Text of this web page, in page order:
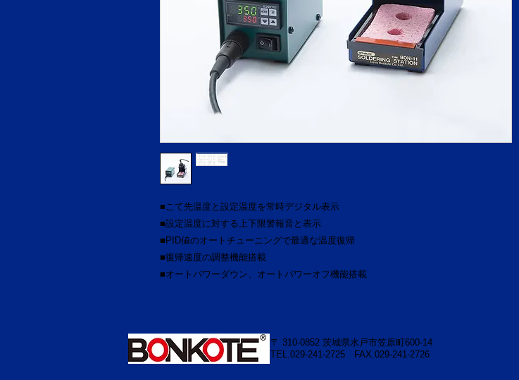
■こて先温度と設定温度を常時デジタル表示
■設定温度に対する上下限警報音と表示
■PID値のオートチューニングで最適な温度復帰
■復帰速度の調整機能搭載
■オートパワーダウン、オートパワーオフ機能搭載
〒 310-0852 茨城県水戸市笠原町600-14
TEL.029-241-2725
FAX.029-241-2726